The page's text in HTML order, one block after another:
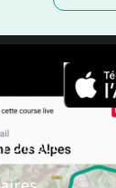
×
Distance Ultra
Direct